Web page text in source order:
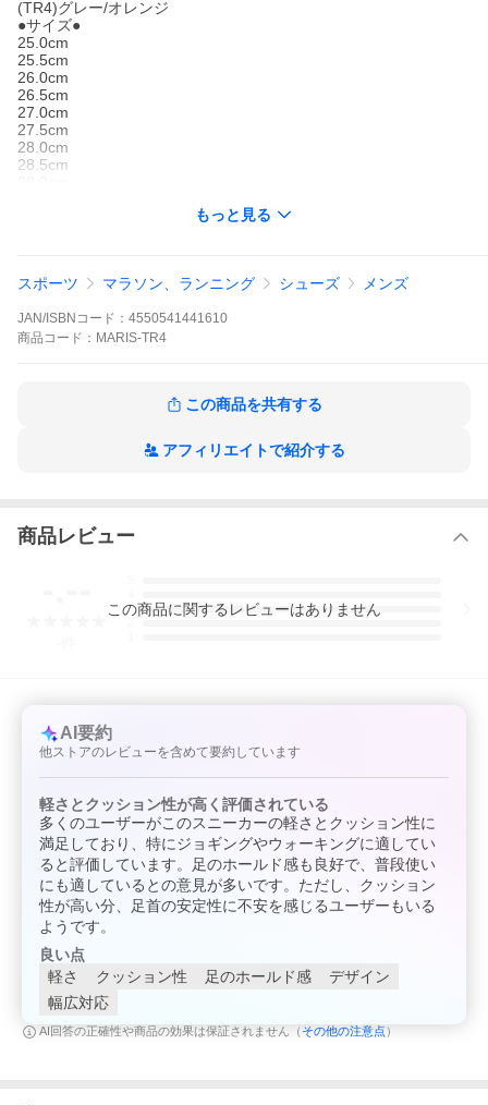
(TR4)グレー/オレンジ
●サイズ●
25.0cm
25.5cm
26.0cm
26.5cm
27.0cm
27.5cm
28.0cm
28.5cm
□□□当店で販売しております商品はすべて【正規取扱品】です□□□
承くださいませ。
◆商品のカラーについて◆
予めご理解のうえご注文を賜りますようお願いいたします。
もっと見る
スポーツ マラソン、ランニング シューズ メンズ
JAN/ISBNコード： 4550541441610
商品 コード： MARIS-TR4
この商品を共有する
アフィリエイトで紹介する
商品レビュー
3
この商品に関するレビューはありません
AI要約
他ストアのレビューを含めて要約しています
軽さとクッション性が高く評価されている
多くのユーザーがこのスニーカーの軽さとクッション性に
満足しており、特にジョギングやウォーキングに適してい
ると評価しています。足のホールド感も良好で、普段使い
にも適しているとの意見が多いです。ただし、クッション
性が高い分、足首の安定性に不安を感じるユーザーもいる
ようです。
良い点
軽さ
クッション性 足のホールド感
デザイン
幅広対応
AI回答の正確性や商品の効果は保証されません（ その他の注意点 ）